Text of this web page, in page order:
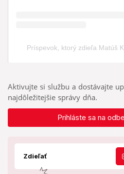
Aktivujte si službu a dostávajte
najdôležitejšie správy dňa.
Prihláste sa na
Zdieľať